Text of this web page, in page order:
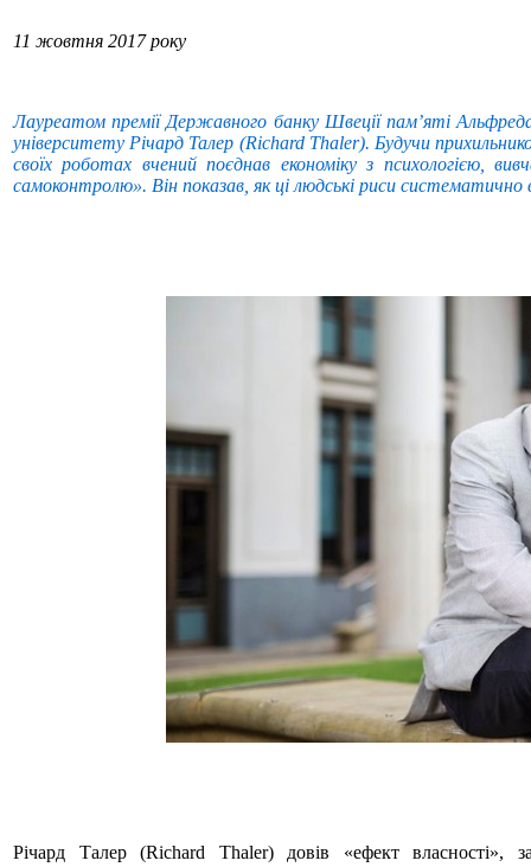
11 жовтня 2017 року
Лауреатом премії Державного банку Швеції пам’яті
університету Річард Талер (Richard Thaler). Будучи
своїх роботах вчений поєднав економіку з психологією,
самоконтролю». Він показав, як ці людські риси
Річард Талер (Richard Thaler) довів «ефект власності»,